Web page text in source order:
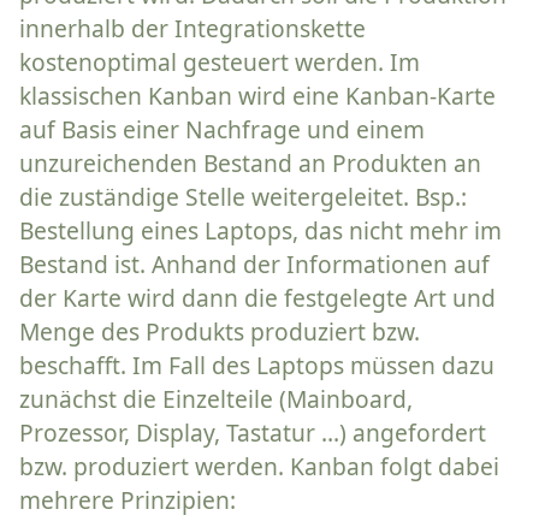
innerhalb der Integrationskette
kostenoptimal gesteuert werden. Im
klassischen Kanban wird eine Kanban-Karte
auf Basis einer Nachfrage und einem
unzureichenden Bestand an Produkten an
die zuständige Stelle weitergeleitet. Bsp.:
Bestellung eines Laptops, das nicht mehr im
Bestand ist. Anhand der Informationen auf
der Karte wird dann die festgelegte Art und
Menge des Produkts produziert bzw.
beschafft. Im Fall des Laptops müssen dazu
zunächst die Einzelteile (Mainboard,
Prozessor, Display, Tastatur …) angefordert
bzw. produziert werden. Kanban folgt dabei
mehrere Prinzipien: